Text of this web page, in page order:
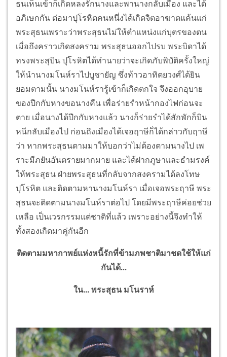
ธนเห็นเข้าก็เกิดหลงรักนางและพานางกลับเมือง และได้
อภิเษกกัน ต่อมาปุโรหิตคนหนึ่งได้เกิดจิตอาฆาตแค้นแก่
พระสุธนเพราะว่าพระสุธนไม่ให้ตำแหน่งแก่บุตรของตน
เมื่อถึงคราวเกิดสงคราม พระสุธนออกไปรบ พระบิดาได้
ทรงพระสุบิน ปุโรหิตได้ทำนายว่าจะเกิดภับพิบัติครั้งใหญ่
ให้นำนางมโนห์ราไปบูชายัญ ซึ่งท้าวอาทิตยวงศ์ได้ยิน
ยอมตามนั้น นางมโนห์รารู้เข้าก็เกิดตกใจ จึงออกอุบาย
ของปีกกับหางขอนางคืน เพื่อร่ายรำหน้ากองไฟก่อนจะ
ตาย เมื่อนางได้ปีกกับหางแล้ว นางก็ร่ายรำได้สักพักก็บิน
หนีกลับเมืองไป ก่อนถึงเมืองได้เจอฤาษีก็ได้กล่าวกับฤาษี
ว่า หากพระสุธนตามมาให้บอกว่าไม่ต้องตามนางไป เพ
ราะมีภยันอันตรายมากมาย และได้ฝากภูษาและธำมรงค์
ให้พระสุธน ฝ่ายพระสุธนที่กลับจากสงครามได้ลงโทษ
ปุโรหิต และติดตามหานางมโนห์รา เมื่อเจอพระฤาษี พระ
สุธนจะติดตามนางมโนห์ราต่อไป โดยมีพระฤาษีค่อยช่วย
เหลือ เป็นเวรกรรมแต่ชาติที่แล้ว เพราะอย่างนี้จึงทําให้
ทั้งสองเกิดมาคู่กันอีก
ติดตามมหากาพย์แห่งหนี้รักที่ข้ามภพชาติมาชดใช้ให้แก่
กันได้...
ใน... พระสุธน มโนราห์